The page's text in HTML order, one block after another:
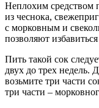
Неплохим средством
из чеснока,
с морковным и
позволяют
Пить такой сок
двух до трех недель.
возьмите три части
три части –